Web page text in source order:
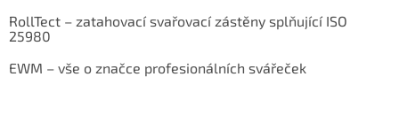
RollTect – zatahovací svařovací zástěny splňující ISO
25980
EWM – vše o značce profesionálních svářeček